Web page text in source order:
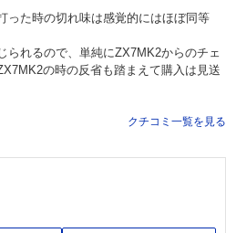
った時の切れ味は感覚的にはほぼ同等
れるので、単純にZX7MK2からのチェ
の時の反省も踏まえて購入は見送
クチコミ一覧を見る